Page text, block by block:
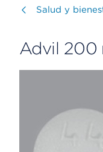
Visitar
Salud y
Advil 200